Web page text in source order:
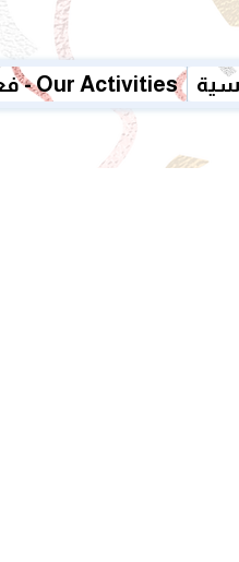
فعالياتنا - Our Activities